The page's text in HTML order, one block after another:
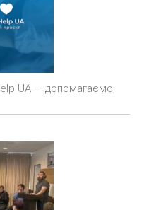
UA — допомагаємо,